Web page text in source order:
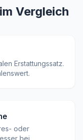
Vergleich
Erstattungssatz.
oder
bei